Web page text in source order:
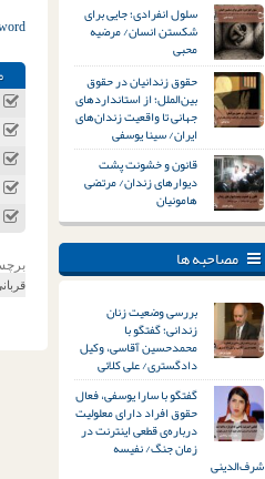
سلول انفرادی؛ جایی برای
شکستن انسان/ مرضیه
محبی
حقوق زندانیان در حقوق
بین‌الملل؛ از استانداردهای
جهانی تا واقعیت زندان‌های
ایران/ سینا یوسفی
قانون و خشونت پشت
دیوارهای زندان/ مرتضی
هامونیان
مصاحبه ها
بررسی وضعیت زنان
زندانی؛ گفتگو با
محمدحسین آقاسی، وکیل
دادگستری/ علی کلائی
گفتگو با سارا یوسفی، فعال
حقوق افراد دارای معلولیت
درباره‌ی قطعی اینترنت در
زمان جنگ/ نفیسه
شرف‌الدینی